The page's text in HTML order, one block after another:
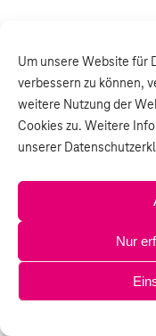
Um unsere Website für
verbessern zu können,
weitere Nutzung der
Cookies zu. Weitere
unserer
Nur